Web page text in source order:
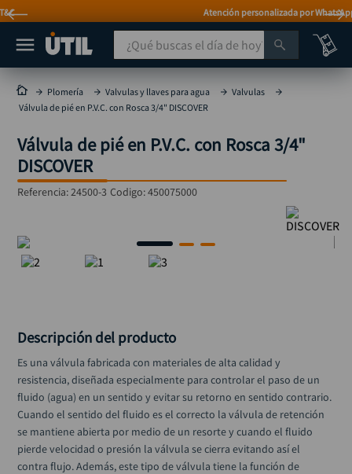
Atención personalizada por WhatsApp
¿Qué buscas el día de hoy?
Plomería Valvulas y llaves para agua
Valvulas
Válvula de pié en P.V.C. con Rosca 3/4" DISCOVER
Válvula de pié en P.V.C. con Rosca 3/4"
DISCOVER
Referencia:24500-3 Codigo:450075000
Descripción del producto
Es una válvula fabricada con materiales de alta calidad y
resistencia, diseñada especialmente para controlar el paso de un
fluido (agua) en un sentido y evitar su retorno en sentido contrario.
Cuando el sentido del fluido es el correcto la válvula de retención
se mantiene abierta por medio de un resorte y cuando el fluido
pierde velocidad o presión la válvula se cierra evitando así el
contra flujo. Además, este tipo de válvula tiene la función de
MÁS BUSCADOS
taladro
taladros pulidoras
compresor
llave
ruteadora
rueda
alicate